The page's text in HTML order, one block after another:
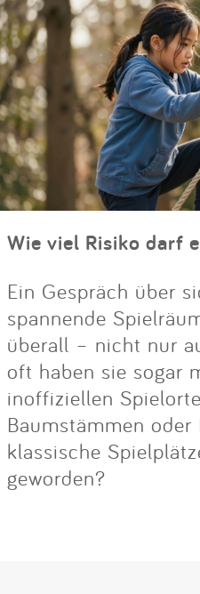
Wie viel Risiko darf
Ein Gespräch über
spannende
überall – nicht nur
oft haben sie sogar
inoffiziellen
Baumstämmen oder
klassische
geworden?